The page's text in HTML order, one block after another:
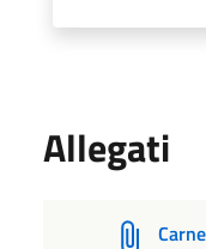
Allegati